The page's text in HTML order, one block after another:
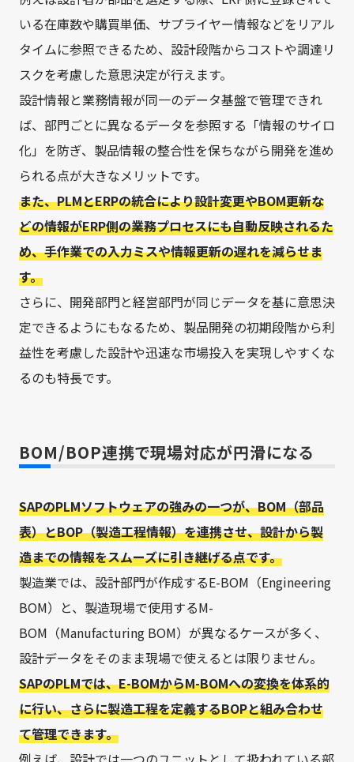
いる在庫数や購買単価、サプライヤー情報などをリアル
タイムに参照できるため、設計段階からコストや調達リ
スクを考慮した意思決定が行えます。
設計情報と業務情報が同一のデータ基盤で管理できれ
ば、部門ごとに異なるデータを参照する「情報のサイロ
化」を防ぎ、製品情報の整合性を保ちながら開発を進め
られる点が大きなメリットです。
また、PLMとERPの統合により設計変更やBOM更新な
どの情報がERP側の業務プロセスにも自動反映されるた
め、手作業での入力ミスや情報更新の遅れを減らせま
す。
さらに、開発部門と経営部門が同じデータを基に意思決
定できるようにもなるため、製品開発の初期段階から利
益性を考慮した設計や迅速な市場投入を実現しやすくな
るのも特長です。
BOM/BOP連携で現場対応が円滑になる
SAPのPLMソフトウェアの強みの一つが、BOM（部品
表）とBOP（製造工程情報）を連携させ、設計から製
造までの情報をスムーズに引き継げる点です。
製造業では、設計部門が作成するE-BOM（Engineering
BOM）と、製造現場で使用するM-
BOM（Manufacturing BOM）が異なるケースが多く、
設計データをそのまま現場で使えるとは限りません。
SAPのPLMでは、E-BOMからM-BOMへの変換を体系的
に行い、さらに製造工程を定義するBOPと組み合わせ
て管理できます。